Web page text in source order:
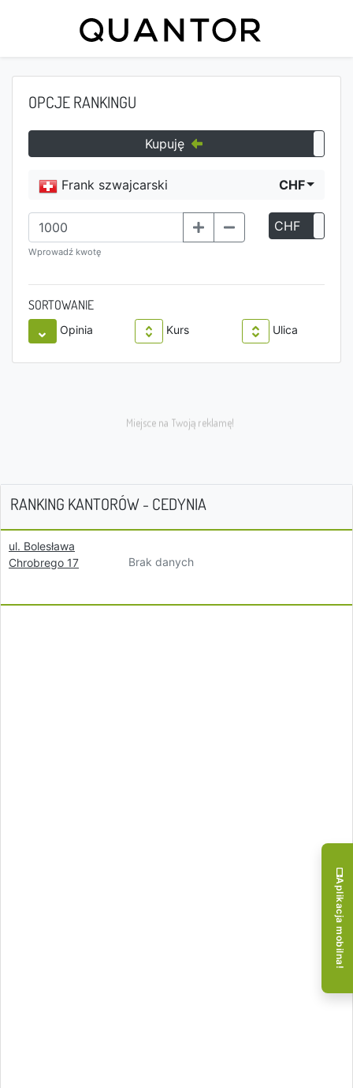
OPCJE RANKINGU
Kupuję
Frank szwajcarski CHF
Wprowadź kwotę
CHF
SORTOWANIE
Opinia Kurs Ulica
RANKING KANTORÓW - CEDYNIA
ul. Bolesława
Chrobrego 17
Brak danych
Aplikacja mobilna!